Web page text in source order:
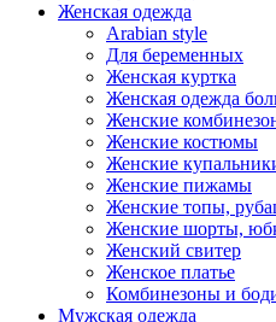
Женская одежда
Arabian style
Для беременных
Женская куртка
Женская одежда
Женские
Женские костюмы
Женские
Женские пижамы
Женские топы,
Женские шорты,
Женский свитер
Женское платье
Комбинезоны и
Мужская одежда